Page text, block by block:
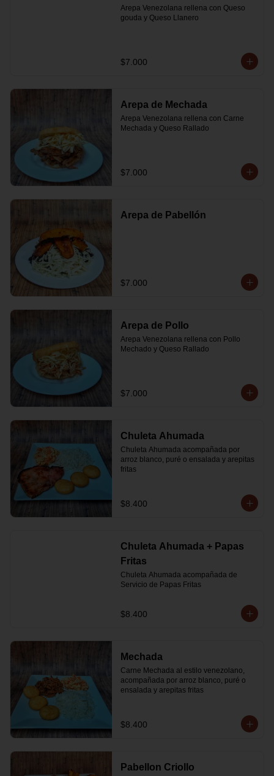
Arepa Venezolana rellena con Queso
gouda y Queso Llanero
$7.000
Arepa de Mechada
Arepa Venezolana rellena con Carne
Mechada y Queso Rallado
$7.000
Arepa de Pabellón
$7.000
Arepa de Pollo
Arepa Venezolana rellena con Pollo
Mechado y Queso Rallado
$7.000
Chuleta Ahumada
Chuleta Ahumada acompañada por
arroz blanco, puré o ensalada y arepitas
fritas
$8.400
Chuleta Ahumada + Papas
Fritas
Chuleta Ahumada acompañada de
Servicio de Papas Fritas
$8.400
Mechada
Carne Mechada al estilo venezolano,
acompañada por arroz blanco, puré o
ensalada y arepitas fritas
$8.400
Pabellon Criollo